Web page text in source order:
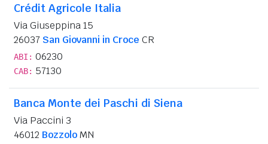
Crédit Agricole Italia
Via Giuseppina 15
26037 San Giovanni in Croce CR
ABI: 06230
CAB: 57130
Banca Monte dei Paschi di Siena
Via Paccini 3
46012 BozzoloMN